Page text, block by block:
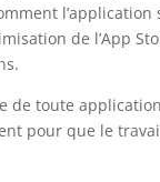
de l’App
de toute
pour que le